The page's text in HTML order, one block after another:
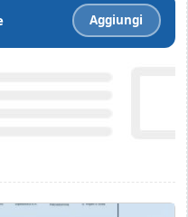
Aggiungi